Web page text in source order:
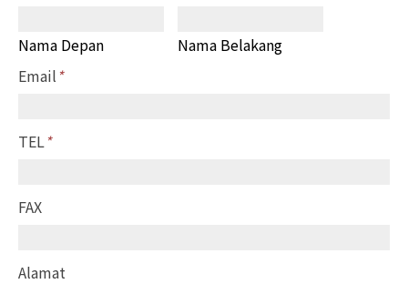
Nama Depan
Nama Belakang
Email*
TEL*
FAX
Alamat